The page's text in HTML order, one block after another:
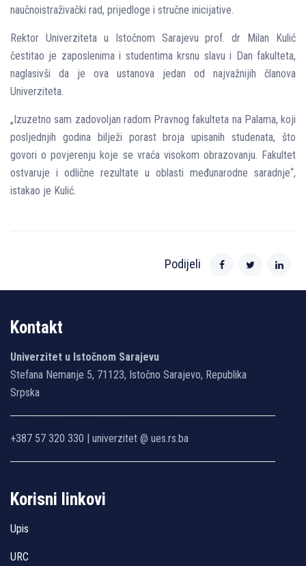
naučnoistraživački rad, prijedloge i stručne inicijative.
Rektor Univerziteta u Istočnom Sarajevu prof. dr Milan Kulić
čestitao je zaposlenima i studentima krsnu slavu i Dan fakulteta,
naglasivši da je ova ustanova jedan od najvažnijih članova
Univerziteta.
„Izuzetno sam zadovolјan radom Pravnog fakulteta na Palama, koji
poslјednjih godina bilјeži porast broja upisanih studenata, što
govori o povjerenju koje se vraća visokom obrazovanju. Fakultet
ostvaruje i odlične rezultate u oblasti međunarodne saradnje“,
istakao je Kulić.
Podijeli
Kontakt
Univerzitet u Istočnom Sarajevu
Stefana Nemanje 5, 71123, Istočno Sarajevo, Republika
Srpska
+387 57 320 330 | univerzitet @ ues.rs.ba
Korisni linkovi
Upis
URC